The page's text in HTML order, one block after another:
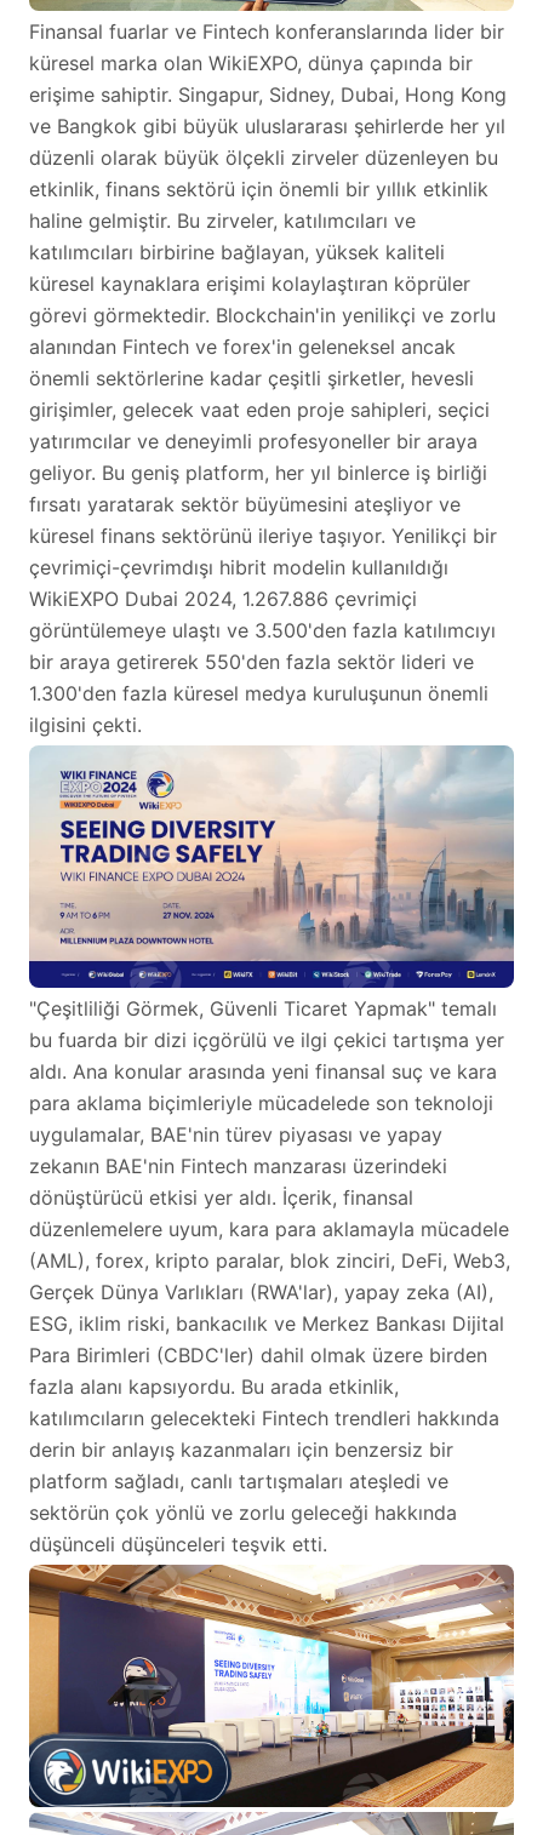
Finansal fuarlar ve Fintech konferanslarında lider bir
küresel marka olan WikiEXPO, dünya çapında bir
erişime sahiptir. Singapur, Sidney, Dubai, Hong Kong
ve Bangkok gibi büyük uluslararası şehirlerde her yıl
düzenli olarak büyük ölçekli zirveler düzenleyen bu
etkinlik, finans sektörü için önemli bir yıllık etkinlik
haline gelmiştir. Bu zirveler, katılımcıları ve
katılımcıları birbirine bağlayan, yüksek kaliteli
küresel kaynaklara erişimi kolaylaştıran köprüler
görevi görmektedir. Blockchain'in yenilikçi ve zorlu
alanından Fintech ve forex'in geleneksel ancak
önemli sektörlerine kadar çeşitli şirketler, hevesli
girişimler, gelecek vaat eden proje sahipleri, seçici
yatırımcılar ve deneyimli profesyoneller bir araya
geliyor. Bu geniş platform, her yıl binlerce iş birliği
fırsatı yaratarak sektör büyümesini ateşliyor ve
küresel finans sektörünü ileriye taşıyor. Yenilikçi bir
çevrimiçi-çevrimdışı hibrit modelin kullanıldığı
WikiEXPO Dubai 2024, 1.267.886 çevrimiçi
görüntülemeye ulaştı ve 3.500'den fazla katılımcıyı
bir araya getirerek 550'den fazla sektör lideri ve
1.300'den fazla küresel medya kuruluşunun önemli
ilgisini çekti.
"Çeşitliliği Görmek, Güvenli Ticaret Yapmak" temalı
bu fuarda bir dizi içgörülü ve ilgi çekici tartışma yer
aldı. Ana konular arasında yeni finansal suç ve kara
para aklama biçimleriyle mücadelede son teknoloji
uygulamalar, BAE'nin türev piyasası ve yapay
zekanın BAE'nin Fintech manzarası üzerindeki
dönüştürücü etkisi yer aldı. İçerik, finansal
düzenlemelere uyum, kara para aklamayla mücadele
(AML), forex, kripto paralar, blok zinciri, DeFi, Web3,
Gerçek Dünya Varlıkları (RWA'lar), yapay zeka (AI),
ESG, iklim riski, bankacılık ve Merkez Bankası Dijital
Para Birimleri (CBDC'ler) dahil olmak üzere birden
fazla alanı kapsıyordu. Bu arada etkinlik,
katılımcıların gelecekteki Fintech trendleri hakkında
derin bir anlayış kazanmaları için benzersiz bir
platform sağladı, canlı tartışmaları ateşledi ve
sektörün çok yönlü ve zorlu geleceği hakkında
düşünceli düşünceleri teşvik etti.